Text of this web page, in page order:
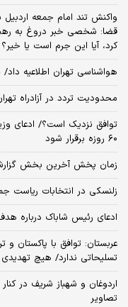
واکنش تند امام جمعه
قضا: شخصی خبر دروغ به
کرد، آیا این جرم است یا خیر؟
هواشناسی تهران اطلاعیه
محدودیت تردد در آزادراه تهران -کرج-
۶۰ روزه برقرار شود
زمان پخش آخرین بخش
زلنسکی در انتخابات
ادعای رئیس شاباک درباره
عربستان: توافق با پاکستان
تسلیحاتی ندارد/ هیچ
اردوغان و شهباز شریف در
تصاویر